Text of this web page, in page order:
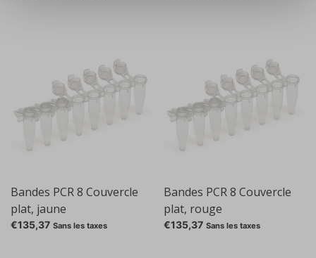
Bandes PCR 8 Couvercle
plat, jaune
€135,37 Sans les taxes
Bandes PCR 8 Couvercle
plat, rouge
€135,37 Sans les taxes